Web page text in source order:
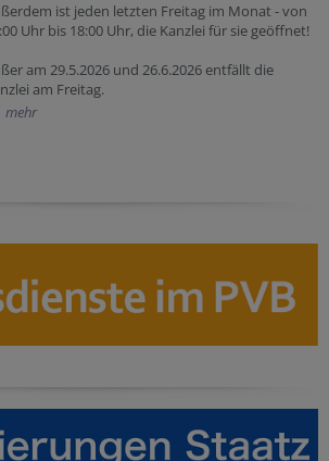
ist jeden letzten Freitag im Monat - von
Uhr bis 18:00 Uhr, die Kanzlei für sie geöffnet!
am 29.5.2026 und 26.6.2026 entfällt die
am Freitag.
mehr